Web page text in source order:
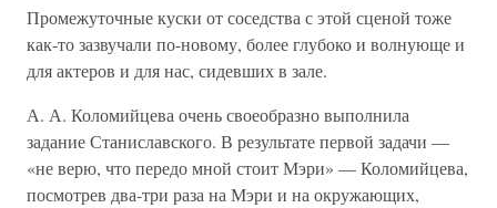
Промежуточные куски от соседства с этой сценой тоже
как-то зазвучали по-новому, более глубоко и волнующе и
для актеров и для нас, сидевших в зале.
А. А. Коломийцева очень своеобразно выполнила
задание Станиславского. В результате первой задачи —
«не верю, что передо мной стоит Мэри» — Коломийцева,
посмотрев два-три раза на Мэри и на окружающих,